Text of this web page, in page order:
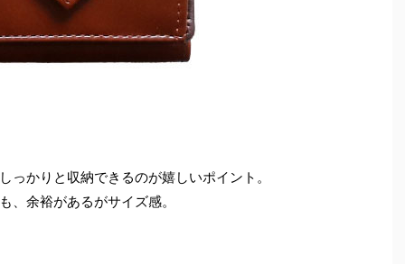
かりと収納できるのが嬉しいポイント。
、余裕があるがサイズ感。